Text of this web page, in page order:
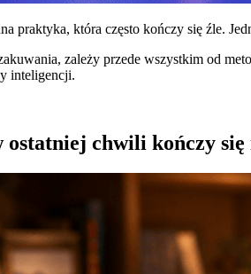
praktyka, która często kończy się źle.
zależy przede wszystkim od
inteligencji.
ostatniej chwili kończy się